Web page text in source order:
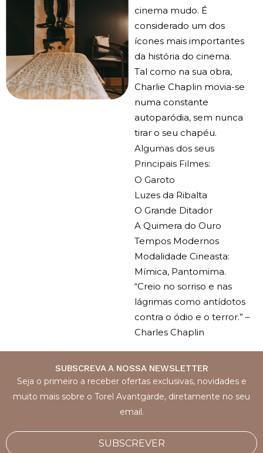
cinema mudo. É
considerado um dos
ícones mais importantes
da história do cinema.
Tal como na sua obra,
Charlie Chaplin movia-se
numa constante
autoparódia, sem nunca
tirar o seu chapéu.
Algumas dos seus
Principais Filmes:
O Garoto
Luzes da Ribalta
O Grande Ditador
A Quimera do Ouro
Tempos Modernos
Modalidade Cineasta:
Mímica, Pantomima.
“Creio no sorriso e nas
lágrimas como antídotos
contra o ódio e o terror.” –
Charles Chaplin
SUBSCREVA A NOSSA NEWSLETTER
Seja o primeiro a receber ofertas exclusivas, novidades e
muito mais sobre o Torel Avantgarde, diretamente no seu
email.
SUBSCREVER